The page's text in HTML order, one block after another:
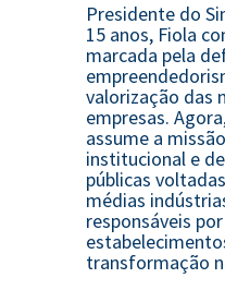
Presidente do
15 anos, Fiola
marcada pela
valorização das
empresas.
assume a
institucional e
públicas
médias
responsáveis
transformação